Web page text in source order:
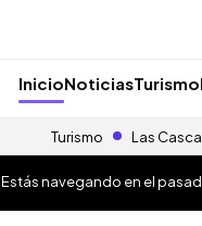
InicioNoticiasTurismo
Turismo Las
navegando en el